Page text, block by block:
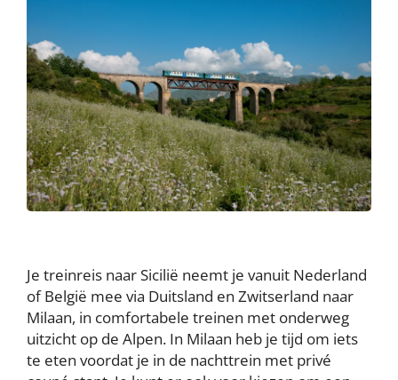
Je treinreis naar Sicilië neemt je vanuit Nederland
of België mee via Duitsland en Zwitserland naar
Milaan, in comfortabele treinen met onderweg
uitzicht op de Alpen. In Milaan heb je tijd om iets
te eten voordat je in de nachttrein met privé